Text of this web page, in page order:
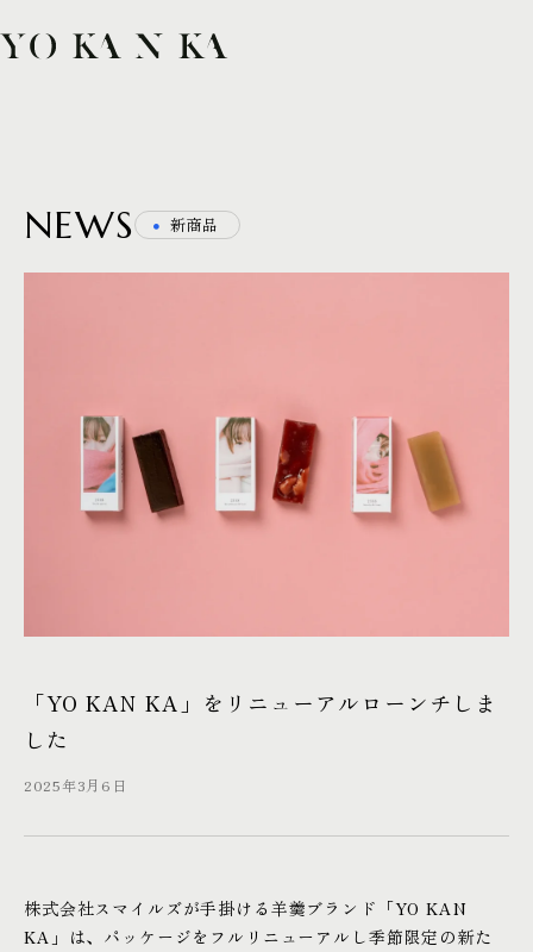
NEWS ・新商品
「YO KAN KA」をリニューアルローンチしま
した
2025年3月6日
株式会社スマイルズが手掛ける羊羹ブランド「YO KAN
KA」は、パッケージをフルリニューアルし季節限定の新た
IG
NEWS